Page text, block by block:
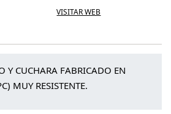
VISITAR WEB
Y CUCHARA FABRICADO EN
MUY RESISTENTE.